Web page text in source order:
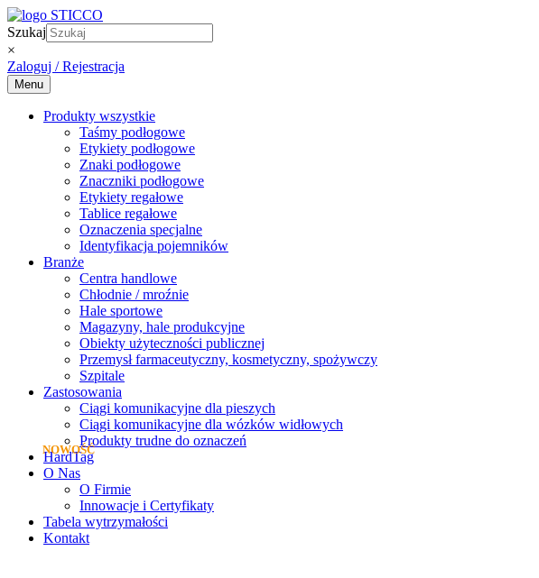
Skip
to
content
Szukaj
×
Zaloguj / Rejestracja
Menu
Produkty wszystkie
Taśmy podłogowe
Etykiety podłogowe
Znaki podłogowe
Znaczniki podłogowe
Etykiety regałowe
Tablice regałowe
Oznaczenia specjalne
Identyfikacja pojemników
Branże
Centra handlowe
Chłodnie / mroźnie
Hale sportowe
Magazyny, hale produkcyjne
Obiekty użyteczności publicznej
Przemysł farmaceutyczny, kosmetyczny, spożywczy
Szpitale
Zastosowania
Ciągi komunikacyjne dla pieszych
Ciągi komunikacyjne dla wózków widłowych
Produkty trudne do oznaczeń
HardTag
O Nas
O Firmie
Innowacje i Certyfikaty
Tabela wytrzymałości
Kontakt